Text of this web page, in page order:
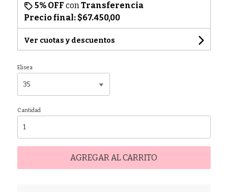
5% OFF con Transferencia
Precio final: $67.450,00
Ver cuotas y descuentos
Elisea
Cantidad
AGREGAR AL CARRITO